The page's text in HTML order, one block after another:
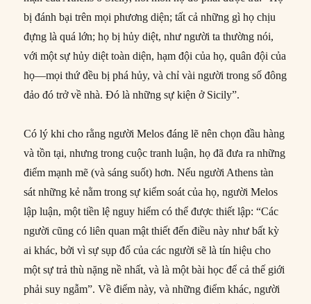
bị đánh bại trên mọi phương diện; tất cả những gì họ chịu
đựng là quá lớn; họ bị hủy diệt, như người ta thường nói,
với một sự hủy diệt toàn diện, hạm đội của họ, quân đội của
họ—mọi thứ đều bị phá hủy, và chỉ vài người trong số đông
đảo đó trở về nhà. Đó là những sự kiện ở Sicily”.
Có lý khi cho rằng người Melos đáng lẽ nên chọn đầu hàng
và tồn tại, nhưng trong cuộc tranh luận, họ đã đưa ra những
điểm mạnh mẽ (và sáng suốt) hơn. Nếu người Athens tàn
sát những kẻ nằm trong sự kiểm soát của họ, người Melos
lập luận, một tiền lệ nguy hiểm có thể được thiết lập: “Các
người cũng có liên quan mật thiết đến điều này như bất kỳ
ai khác, bởi vì sự sụp đổ của các người sẽ là tín hiệu cho
một sự trả thù nặng nề nhất, và là một bài học để cả thế giới
phải suy ngẫm”. Về điểm này, và những điểm khác, người